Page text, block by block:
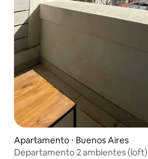
Apartamento ⋅ Buenos Aires
Departamento 2 ambientes (loft)